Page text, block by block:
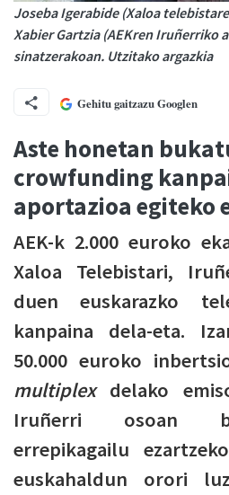
Joseba Igerabide (Xaloa
Xabier Gartzia (AEKren Iruñerriko
sinatzerakoan. Utzitako argazkia
Gehitu gaitzazu Googlen
Aste honetan
crowfunding
aportazioa egiteko
AEK-k 2.000 euroko
Xaloa Telebistari,
duen euskarazko
kanpaina dela-eta.
50.000 euroko
multiplexdelako
Iruñerri osoan
errepikagailu
euskahaldun orori